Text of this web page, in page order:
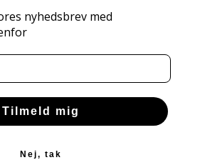
nyhedsbrev med
Tilmeld mig
Nej, tak